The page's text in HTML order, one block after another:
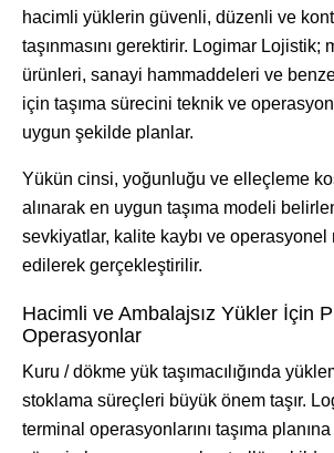
hacimli yüklerin güvenli, düzenli ve
taşınmasını gerektirir. Logimar Lojistik;
ürünleri, sanayi hammaddeleri ve
için taşıma sürecini teknik ve
uygun şekilde planlar.
Yükün cinsi, yoğunluğu ve elleçleme
alınarak en uygun taşıma modeli
sevkiyatlar, kalite kaybı ve
edilerek gerçekleştirilir.
Hacimli ve Ambalajsız Yükler İçin
Operasyonlar
Kuru / dökme yük taşımacılığında
stoklama süreçleri büyük önem taşır.
terminal operasyonlarını taşıma